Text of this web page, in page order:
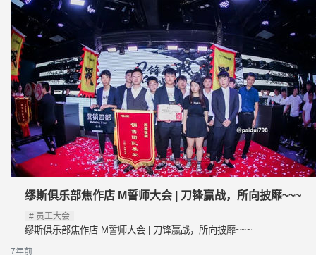
缪斯俱乐部焦作店 M誓师大会 | 刀锋赢战，所向披靡~~~
员工大会
缪斯俱乐部焦作店 M誓师大会 | 刀锋赢战，所向披靡~~~
7年前